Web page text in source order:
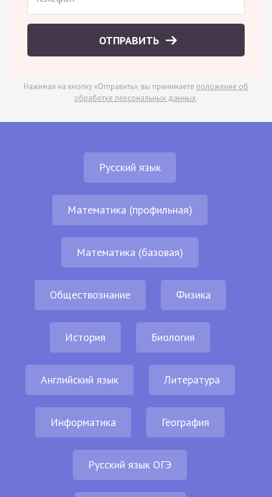
ОТПРАВИТЬ
Нажимая на кнопку «Отправить», вы принимаете положение об
обработке персональных данных.
Русский язык
Математика (профильная)
Математика (базовая)
Обществознание Физика
История Биология
Английский язык Литература
Информатика География
Русский язык ОГЭ